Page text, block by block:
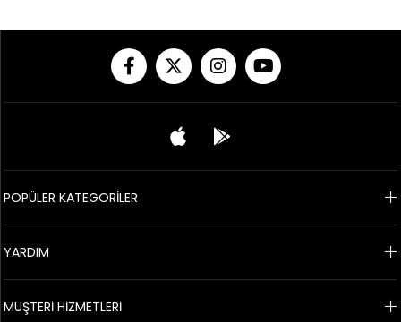
POPÜLER KATEGORİLER
YARDIM
MÜŞTERİ HİZMETLERİ